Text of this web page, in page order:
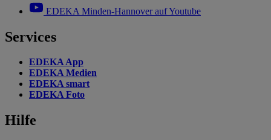
EDEKA Minden-Hannover auf Youtube
Services
EDEKA App
EDEKA Medien
EDEKA smart
EDEKA Foto
Hilfe